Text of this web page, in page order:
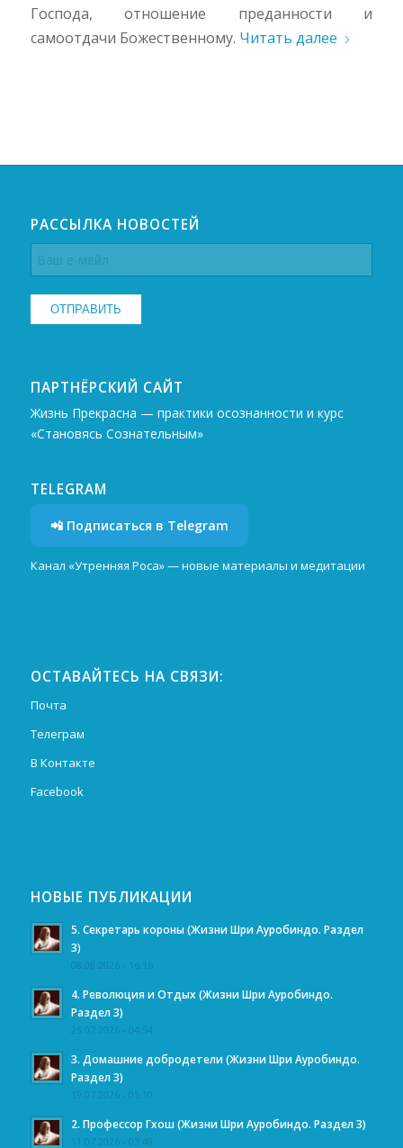
Господа, отношение преданности и
самоотдачи Божественному. Читать далее
РАССЫЛКА НОВОСТЕЙ
ПАРТНЁРСКИЙ САЙТ
Жизнь Прекрасна — практики осознанности и курс
«Становясь Сознательным»
TELEGRAM
📲 Подписаться в Telegram
Канал «Утренняя Роса» — новые материалы и медитации
ОСТАВАЙТЕСЬ НА СВЯЗИ:
Почта
Телеграм
В Контакте
Facebook
НОВЫЕ ПУБЛИКАЦИИ
5. Секретарь короны (Жизни Шри Ауробиндо. Раздел
3)
08.08.2026 - 16:16
4. Революция и Отдых (Жизни Шри Ауробиндо.
Раздел 3)
25.07.2026 - 04:54
3. Домашние добродетели (Жизни Шри Ауробиндо.
Раздел 3)
19.07.2026 - 05:10
2. Профессор Гхош (Жизни Шри Ауробиндо. Раздел 3)
11.07.2026 - 03:48